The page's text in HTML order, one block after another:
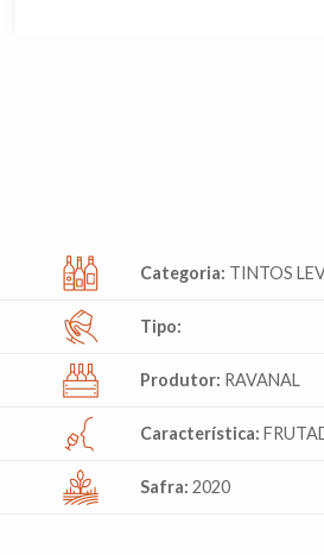
Categoria: TINTOS
Tipo:
Produtor: RAVANAL
Característica:
Safra: 2020